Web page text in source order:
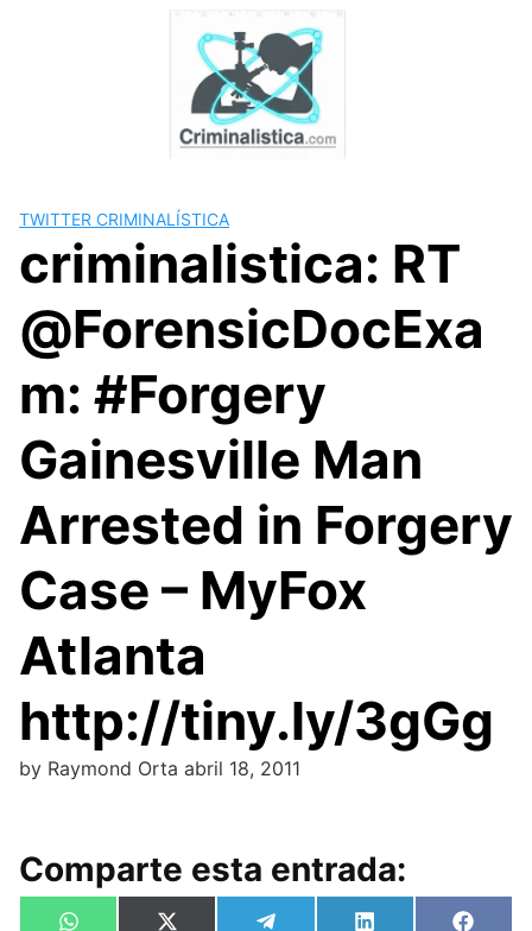
TWITTER CRIMINALÍSTICA
criminalistica: RT
@ForensicDocExa
m: #Forgery
Gainesville Man
Arrested in Forgery
Case – MyFox
Atlanta
http://tiny.ly/3gGg
by Raymond Orta abril 18, 2011
Comparte esta entrada: